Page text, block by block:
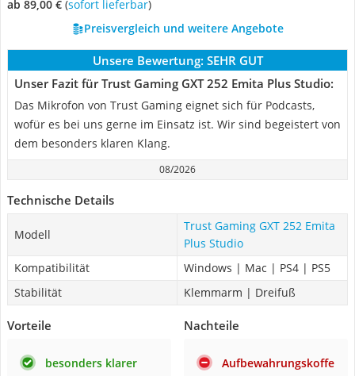
ab 89,00 € ( Sofort lieferbar)
Preisvergleich und weitere Angebote
Unsere Bewertung: SEHR GUT
Unser Fazit für Trust Gaming GXT 252 Emita Plus Studio:
Das Mikrofon von Trust Gaming eignet sich für Podcasts,
wofür es bei uns gerne im Einsatz ist. Wir sind begeistert von
dem besonders klaren Klang.
08/2026
Technische Details
Modell
Trust Gaming GXT 252 Emita
Plus Studio
Kompatibilität
Windows | Mac | PS4 | PS5
Stabilität
Klemmarm | Dreifuß
Vorteile
besonders klarer
Nachteile
Aufbewahrungskoffe